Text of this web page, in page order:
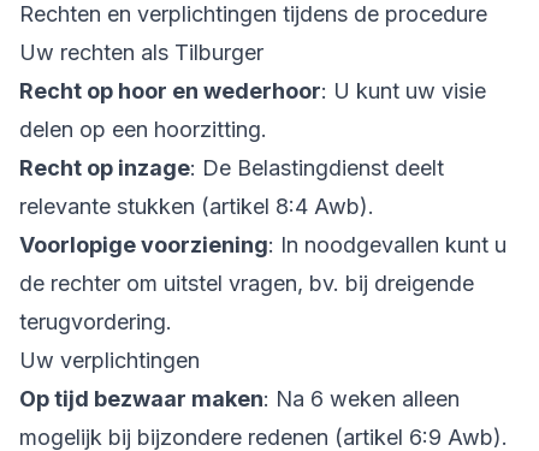
Rechten en verplichtingen tijdens de procedure
Uw rechten als Tilburger
Recht op hoor en wederhoor: U kunt uw visie
delen op een hoorzitting.
Recht op inzage: De Belastingdienst deelt
relevante stukken (artikel 8:4 Awb).
Voorlopige voorziening: In noodgevallen kunt u
de rechter om uitstel vragen, bv. bij dreigende
terugvordering.
Uw verplichtingen
Op tijd bezwaar maken: Na 6 weken alleen
mogelijk bij bijzondere redenen (artikel 6:9 Awb).